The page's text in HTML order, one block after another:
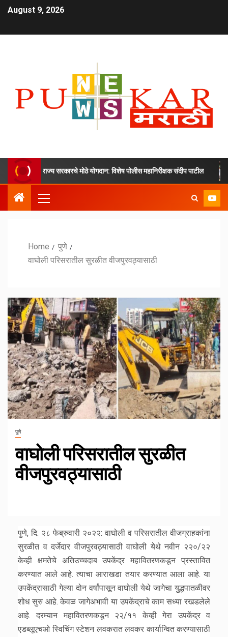
August 9, 2026
आणि राज्य सरकारचे मोठे योगदान: विशेष पोलीस महानिरीक्षक संदीप पाटील
Home
पुणे
वाघोली परिसरातील सुरळीत वीजपुरवठ्यासाठी
पुणे
वाघोली परिसरातील सुरळीत
वीजपुरवठ्यासाठी
पुणे, दि. २८ फेब्रुवारी २०२२: वाघोली व परिसरातील वीजग्राहकांना
सुरळीत व दर्जेदार वीजपुरवठ्यासाठी वाघोली येथे नवीन २२०/२२
केव्ही क्षमतेचे अतिउच्चदाब उपकेंद्र महावितरणकडून प्रस्तावित
करण्यात आले आहे. त्याचा आराखडा तयार करण्यात आला आहे. या
उपकेंद्रासाठी गेल्या दोन वर्षांपासून वाघोली येथे जागेचा युद्धपातळीवर
शोध सुरु आहे. केवळ जागेअभावी या उपकेंद्राचे काम सध्या रखडलेले
आहे. दरम्यान महावितरणकडून २२/११ केव्ही गेरा उपकेंद्र व
एडब्लूएचओ स्विचिंग स्टेशन लवकरात लवकर कार्यान्वित करण्यासाठी